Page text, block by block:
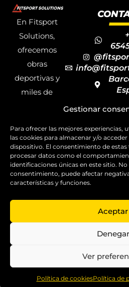
Gestionar
Para ofrecer las mejores experiencias,
las cookies para almacenar y/o
dispositivo. El consentimiento de
procesar datos como el
identificaciones únicas en este sitio.
consentimiento, puede afectar
características y funciones.
Aceptar
Denegar
Ver
Política de cookiesPolítica de
Home Shop
En Fitsport
Solutions,
ofrecemos
obras
deportivas y
miles de
deportivos
para todas las
disciplinas,
garantizando
Copyright ©
FitSport
Solutions
de